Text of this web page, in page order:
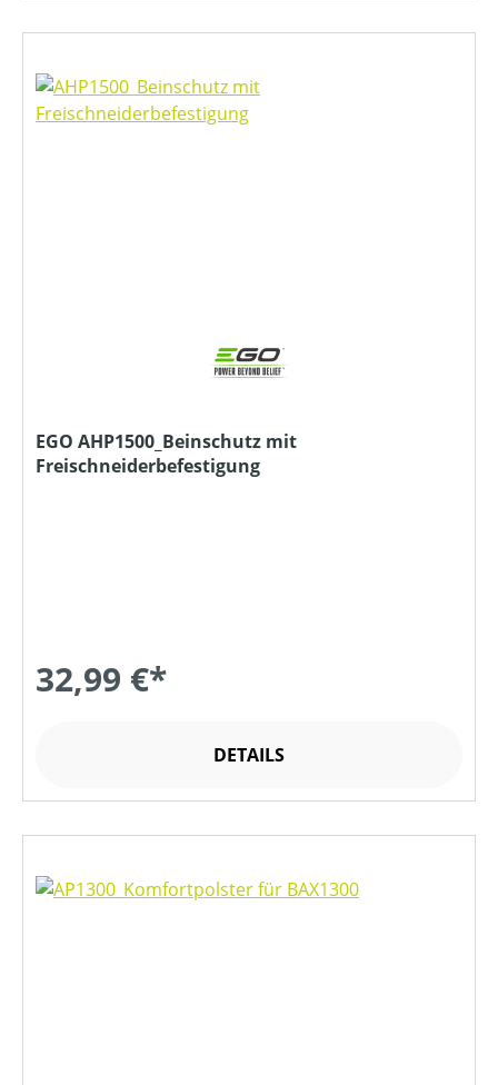
EGO AHP1500_Beinschutz mit
Freischneiderbefestigung
32,99 €*
DETAILS